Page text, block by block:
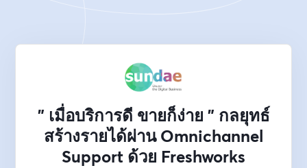
" เมื่อบริการดี ขายก็ง่าย " กลยุทธ์
สร้างรายได้ผ่าน Omnichannel
Support ด้วย Freshworks